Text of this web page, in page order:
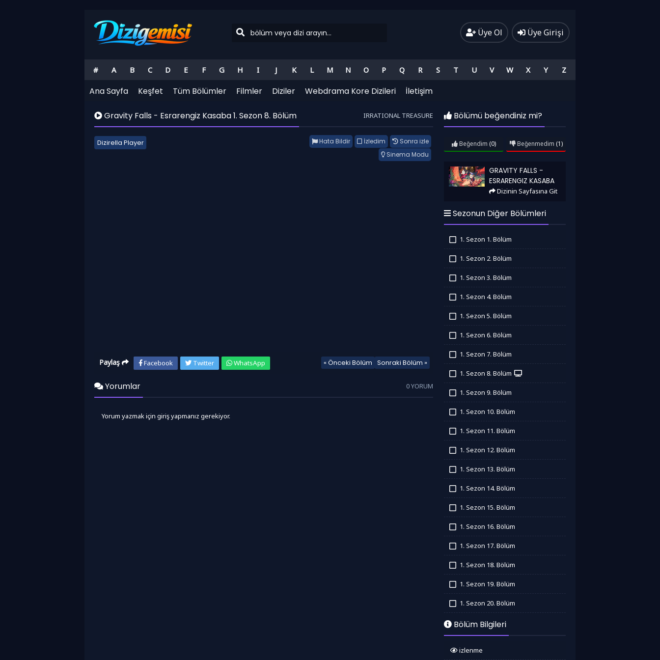
Üye Ol Üye Girişi
# A B C D E F G H I J K L M N O P Q R S T U V W X Y Z
Ana Sayfa Keşfet Tüm Bölümler Filmler Diziler Webdrama Kore Dizileri İletişim
Gravity Falls - Esrarengiz Kasaba 1. Sezon 8. Bölüm IRRATIONAL TREASURE
Dizirella Player Sonra izle
İzledim
Hata Bildir
Sinema Modu
Paylaş Facebook Twitter WhatsApp « Önceki Bölüm Sonraki Bölüm »
Bölümü beğendiniz mi?
Beğendim (0) Beğenmedim (1)
Gravity Falls - Esrarengiz Kasaba
GRAVITY FALLS -
ESRARENGIZ KASABA
Dizinin Sayfasına Git
Sezonun Diğer Bölümleri
1. Sezon 1. Bölüm
1. Sezon 2. Bölüm
1. Sezon 3. Bölüm
1. Sezon 4. Bölüm
1. Sezon 5. Bölüm
1. Sezon 6. Bölüm
1. Sezon 7. Bölüm
1. Sezon 8. Bölüm
1. Sezon 9. Bölüm
1. Sezon 10. Bölüm
1. Sezon 11. Bölüm
1. Sezon 12. Bölüm
1. Sezon 13. Bölüm
1. Sezon 14. Bölüm
1. Sezon 15. Bölüm
1. Sezon 16. Bölüm
1. Sezon 17. Bölüm
1. Sezon 18. Bölüm
1. Sezon 19. Bölüm
1. Sezon 20. Bölüm
Bölüm Bilgileri
izlenme
Yorumlar 0 YORUM
Yorum yazmak için giriş yapmanız gerekiyor.